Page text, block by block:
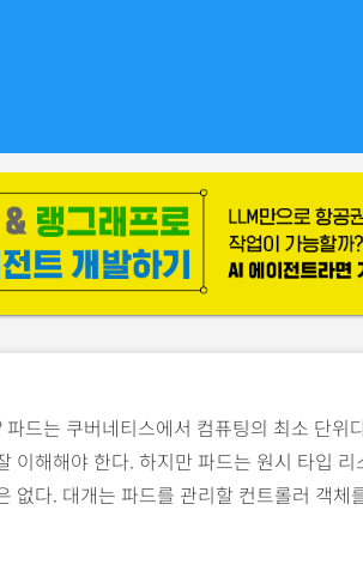
드는 쿠버네티스에서 컴퓨팅의 최소 단위
이해해야 한다. 하지만 파드는 원시 타입 리
없다. 대개는 파드를 관리할 컨트롤러 객체